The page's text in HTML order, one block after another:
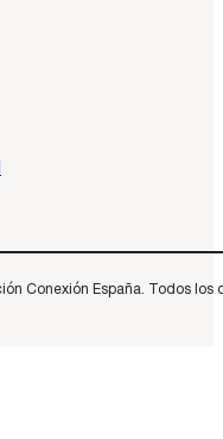
Conexión España. Todos los